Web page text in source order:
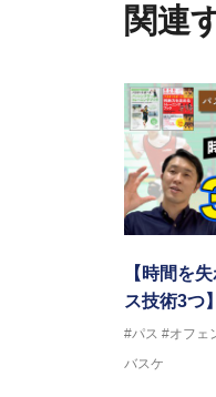
関連
【時間を
ス技術3つ
#パス #オフェ
バスケ